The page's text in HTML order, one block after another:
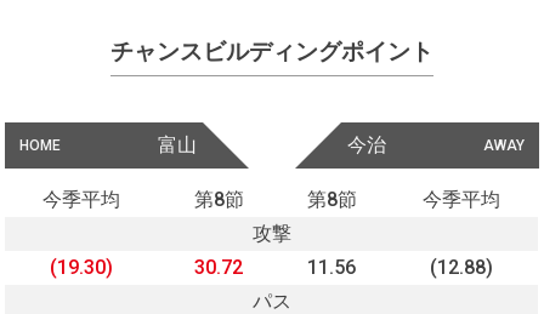
チャンスビルディングポイント
HOME 富山 AWAY
今治
今季平均 第8節 第8節
今季平均
攻撃
(19.30)
30.72 11.56
(12.88)
パス